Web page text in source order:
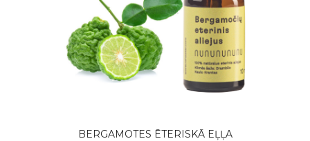
BERGAMOTES ĒTERISKĀ EĻĻA